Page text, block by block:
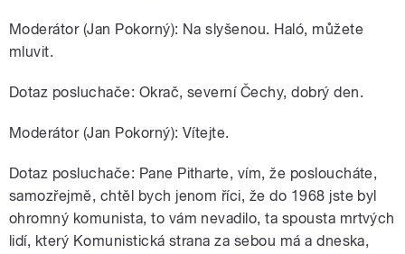
Moderátor (Jan Pokorný): Na slyšenou. Haló, můžete
mluvit.
Dotaz posluchače: Okrač, severní Čechy, dobrý den.
Moderátor (Jan Pokorný): Vítejte.
Dotaz posluchače: Pane Pitharte, vím, že posloucháte,
samozřejmě, chtěl bych jenom říci, že do 1968 jste byl
ohromný komunista, to vám nevadilo, ta spousta mrtvých
lidí, který Komunistická strana za sebou má a dneska,